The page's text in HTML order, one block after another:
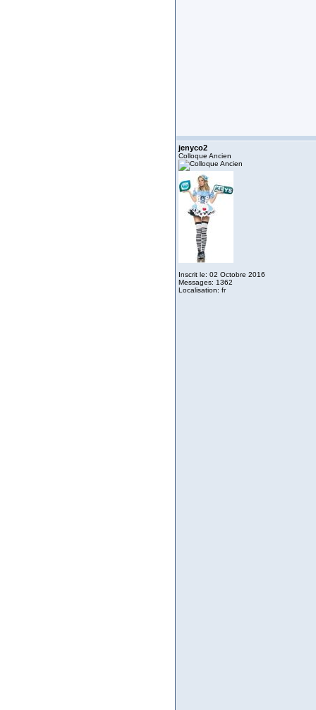
jenyco2
Colloque Ancien
Inscrit le: 02 Octobre 2016
Messages: 1362
Localisation: fr